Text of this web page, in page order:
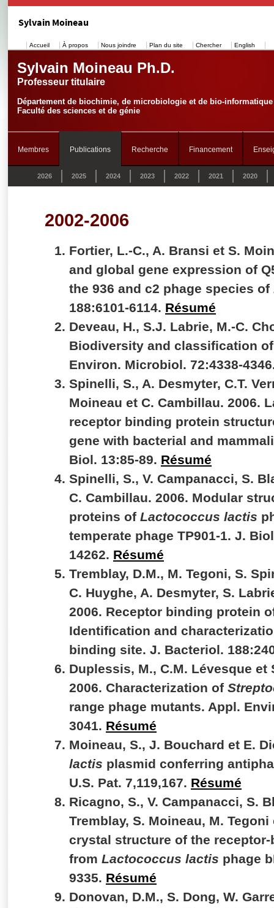
Sylvain Moineau
Accueil À propos Nous joindre Plan du site Chercher English
Sylvain Moineau Ph.D.
Professeur titulaire
Département de biochimie, de microbiologie et de bio-informatique
Faculté des sciences et de génie
Membres Publications Recherche Financement
2026 2025 2024 2023 2022 2021 2020
2002-2006
Fortier, L.-C., A. Bransi et S.
and global gene expression of
the 936 and c2 phage species of
188:6101-6114. Résumé
Deveau, H., S.J. Labrie, M.-C.
Biodiversity and classification
Environ. Microbiol. 72:4338-
Spinelli, S., A. Desmyter, C.T.
Moineau et C. Cambillau. 2006.
receptor binding protein
gene with bacterial and
Biol. 13:85-89. Résumé
Spinelli, S., V. Campanacci, S.
C. Cambillau. 2006. Modular
proteins of Lactococcus lactis
temperate phage TP901-1. J.
14262. Résumé
Tremblay, D.M., M. Tegoni, S.
C. Huyghe, A. Desmyter, S.
2006. Receptor binding protein
Identification and
binding site. J. Bacteriol.
Duplessis, M., C.M. Lévesque et
2006. Characterization of
range phage mutants. Appl.
3041. Résumé
Moineau, S., J. Bouchard et E.
lactis plasmid conferring
U.S. Pat. 7,119,167. Résumé
Ricagno, S., V. Campanacci, S.
Tremblay, S. Moineau, M.
crystal structure of the
from Lactococcus lactis phage
9335. Résumé
Donovan, D.M., S. Dong, W.